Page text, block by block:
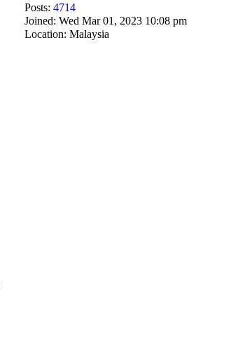
Posts: 4714
Joined: Wed Mar 01, 2023 10:08 pm
Location: Malaysia